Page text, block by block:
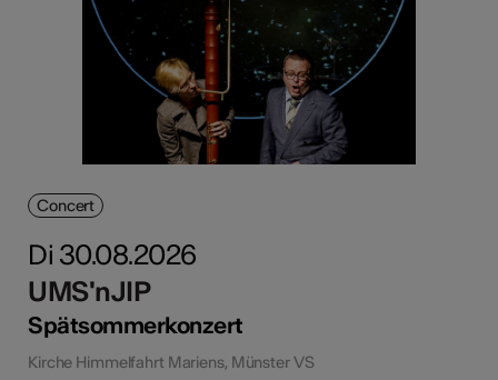
Concert
Di 30.08.2026
UMS'nJIP
Spätsommerkonzert
Kirche Himmelfahrt Mariens, Münster VS